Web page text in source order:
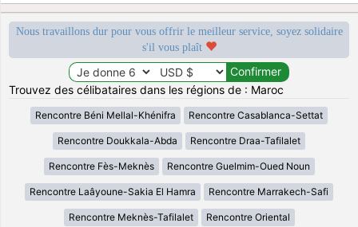
Nous travaillons dur pour vous offrir le meilleur service, soyez solidaire
s'il vous plaît
Trouvez des célibataires dans les régions de : Maroc
Rencontre Béni Mellal-Khénifra Rencontre Casablanca-Settat
Rencontre Doukkala-Abda Rencontre Draa-Tafilalet
Rencontre Fès-Meknès Rencontre Guelmim-Oued Noun
Rencontre Laâyoune-Sakia El Hamra Rencontre Marrakech-Safi
Rencontre Meknès-Tafilalet Rencontre Oriental